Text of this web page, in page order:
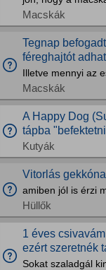
Macskák
Tegnap
féreghajtót
Illetve mennyi az
Macskák
A Happy Dog
tápba
Kutyák
Vitorlás
amiben jól is érzi
Hüllők
1 éves
ezért szeretnék
Sokat szaladgál